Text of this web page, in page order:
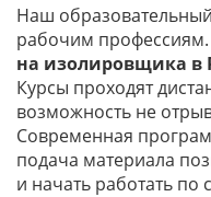
Наш
рабочим
на изолировщика в
Курсы проходят
возможность не
Современная
подача материала
и начать работать по